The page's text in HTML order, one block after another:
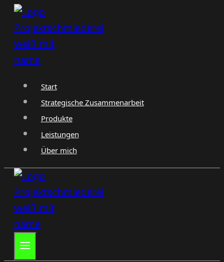
Zum
Inhalt
springen
Start
Strategische Zusammenarbeit
Produkte
Leistungen
Über mich